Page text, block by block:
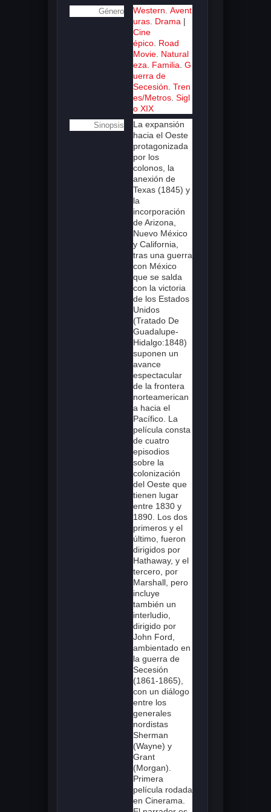
Género Western Avent
uras Drama |
Cine
épico Road
Movie Natural
eza
Familia G
uerra de
Secesión Tren
es/Metros Sigl
o XIX
Sinopsis
La expansión
hacia el Oeste
protagonizada
por los
colonos, la
anexión de
Texas (1845) y
la
incorporación
de Arizona,
Nuevo México
y California,
tras una guerra
con México
que se salda
con la victoria
de los Estados
Unidos
(Tratado De
Guadalupe-
Hidalgo:1848)
suponen un
avance
espectacular
de la frontera
norteamerican
a hacia el
Pacífico. La
película consta
de cuatro
episodios
sobre la
colonización
del Oeste que
tienen lugar
entre 1830 y
1890. Los dos
primeros y el
último, fueron
dirigidos por
Hathaway, y el
tercero, por
Marshall, pero
incluye
también un
interludio,
dirigido por
John Ford,
ambientado en
la guerra de
Secesión
(1861-1865),
con un diálogo
entre los
generales
nordistas
Sherman
(Wayne) y
Grant
(Morgan).
Primera
película rodada
en Cinerama.